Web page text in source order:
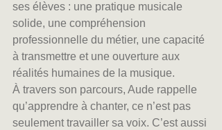
ses élèves : une pratique musicale
solide, une compréhension
professionnelle du métier, une capacité
à transmettre et une ouverture aux
réalités humaines de la musique.
À travers son parcours, Aude rappelle
qu’apprendre à chanter, ce n’est pas
seulement travailler sa voix. C’est aussi